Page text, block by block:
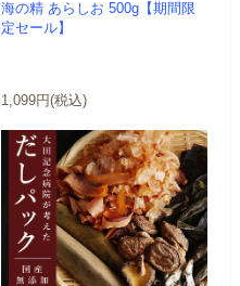
海の精 あらしお 500g【期間限
定セール】
1,099円(税込)